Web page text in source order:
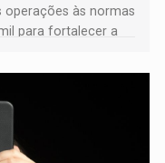
operações às normas
para fortalecer a